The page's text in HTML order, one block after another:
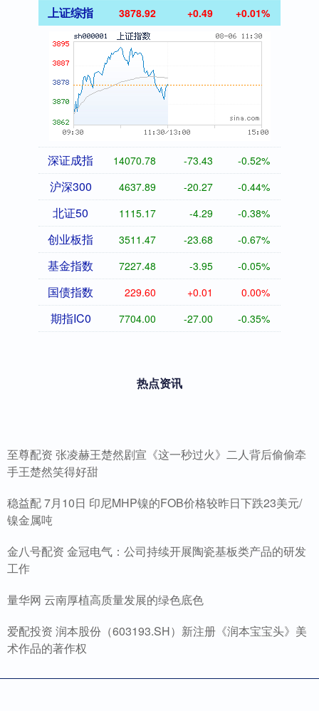
上证综指 3878.92 +0.49 +0.01%
深证成指 14070.78 -73.43 -0.52%
沪深300 4637.89 -20.27 -0.44%
北证50 1115.17 -4.29 -0.38%
创业板指 3511.47 -23.68 -0.67%
基金指数 7227.48 -3.95 -0.05%
国债指数 229.60 +0.01 0.00%
期指IC0 7704.00 -27.00 -0.35%
热点资讯
至尊配资 张凌赫王楚然剧宣《这一秒过火》二人背后偷偷牵
手王楚然笑得好甜
稳益配 7月10日 印尼MHP镍的FOB价格较昨日下跌23美元/
镍金属吨
金八号配资 金冠电气：公司持续开展陶瓷基板类产品的研发
工作
量华网 云南厚植高质量发展的绿色底色
爱配投资 润本股份（603193.SH）新注册《润本宝宝头》美
术作品的著作权